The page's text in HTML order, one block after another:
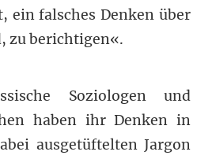
ein falsches Denken über
zu berichtigen«.
Soziologen und
haben ihr Denken in
ausgetüftelten Jargon